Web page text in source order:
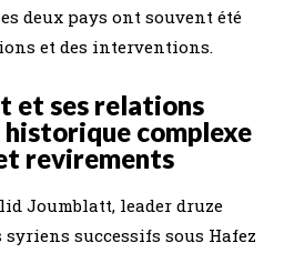
deux pays ont souvent été
et des interventions.
et ses relations
historique complexe
revirements
Joumblatt, leader druze
successifs sous Hafez